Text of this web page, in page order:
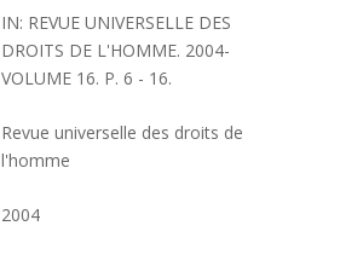
IN: REVUE UNIVERSELLE DES
DROITS DE L'HOMME. 2004-
VOLUME 16. P. 6 - 16.
Revue universelle des droits de
l'homme
2004